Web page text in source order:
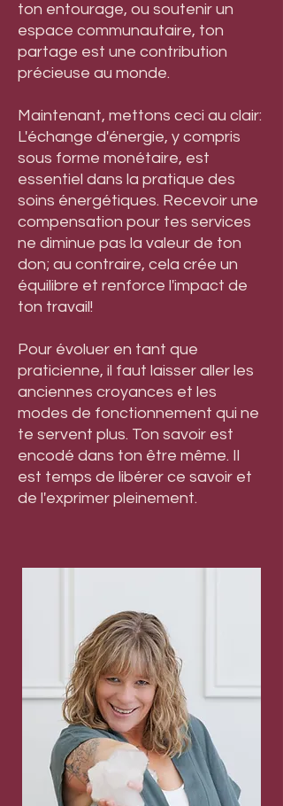
ton entourage, ou soutenir un
espace communautaire, ton
partage est une contribution
précieuse au monde.
Maintenant, mettons ceci au clair:
L'échange d'énergie, y compris
sous forme monétaire, est
essentiel dans la pratique des
soins énergétiques. Recevoir une
compensation pour tes services
ne diminue pas la valeur de ton
don; au contraire, cela crée un
équilibre et renforce l'impact de
ton travail!
Pour évoluer en tant que
praticienne, il faut laisser aller les
anciennes croyances et les
modes de fonctionnement qui ne
te servent plus. Ton savoir est
encodé dans ton être même. Il
est temps de libérer ce savoir et
de l'exprimer pleinement.